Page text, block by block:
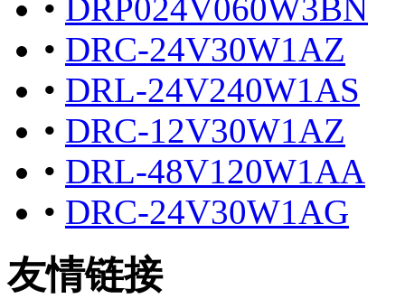
• DRP024V060W3BN
• DRC-24V30W1AZ
• DRL-24V240W1AS
• DRC-12V30W1AZ
• DRL-48V120W1AA
• DRC-24V30W1AG
友情链接